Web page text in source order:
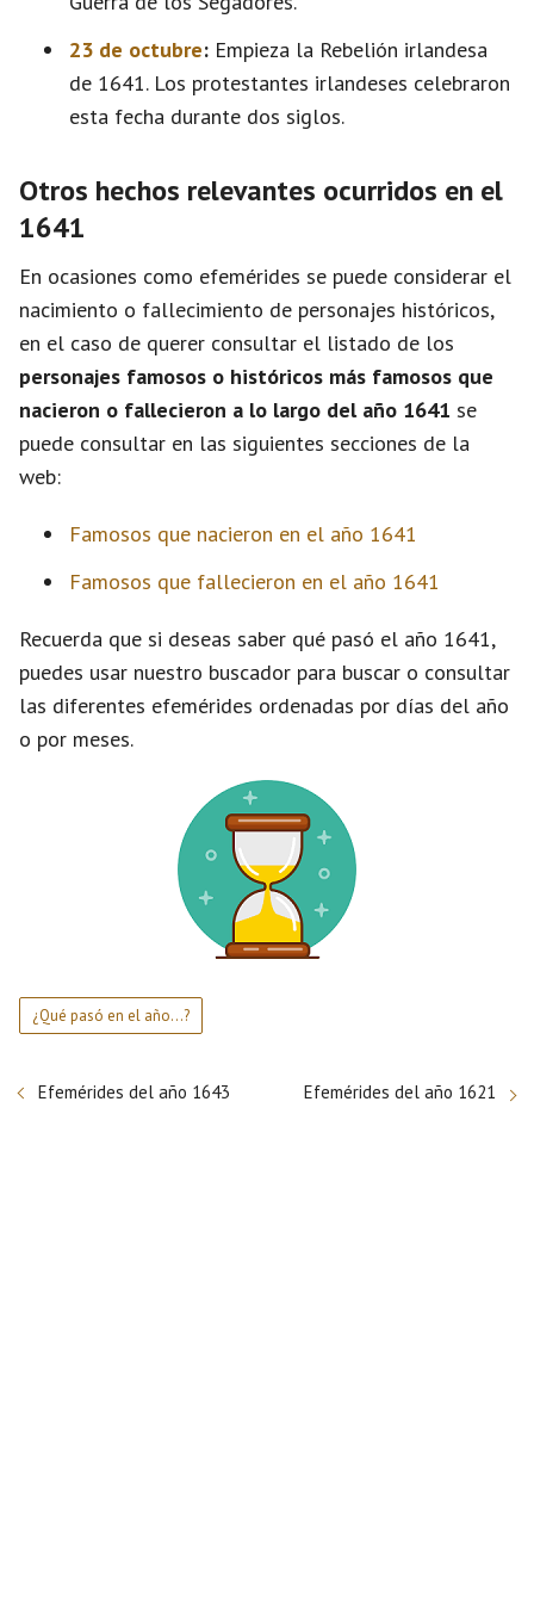
23 de octubre: Empieza la Rebelión irlandesa
de 1641. Los protestantes irlandeses celebraron
esta fecha durante dos siglos.
Otros hechos relevantes ocurridos en el
1641
En ocasiones como efemérides se puede considerar el
nacimiento o fallecimiento de personajes históricos,
en el caso de querer consultar el listado de los
personajes famosos o históricos más famosos que
nacieron o fallecieron a lo largo del año 1641 se
puede consultar en las siguientes secciones de la
web:
Famosos que nacieron en el año 1641
Famosos que fallecieron en el año 1641
Recuerda que si deseas saber qué pasó el año 1641,
puedes usar nuestro buscador para buscar o consultar
las diferentes efemérides ordenadas por días del año
o por meses.
¿Qué pasó en el año...?
Efemérides del año 1643 Efemérides del año 1621